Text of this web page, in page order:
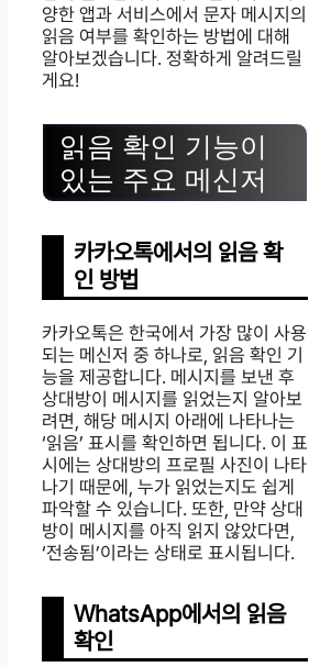
양한 앱과 서비스에서 문자 메시지의
읽음 여부를 확인하는 방법에 대해
알아보겠습니다. 정확하게 알려드릴
게요!
읽음 확인 기능이
있는 주요 메신저
카카오톡에서의 읽음 확
인 방법
카카오톡은 한국에서 가장 많이 사용
되는 메신저 중 하나로, 읽음 확인 기
능을 제공합니다. 메시지를 보낸 후
상대방이 메시지를 읽었는지 알아보
려면, 해당 메시지 아래에 나타나는
‘읽음’ 표시를 확인하면 됩니다. 이 표
시에는 상대방의 프로필 사진이 나타
나기 때문에, 누가 읽었는지도 쉽게
파악할 수 있습니다. 또한, 만약 상대
방이 메시지를 아직 읽지 않았다면,
‘전송됨’이라는 상태로 표시됩니다.
WhatsApp에서의 읽음
확인